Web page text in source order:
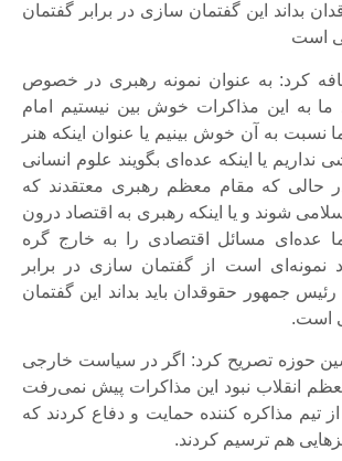
بداند این گفتمان سازی در برابر گفتمان
است
کرد: به عنوان نمونه رهبری در خصوص
ما به این مذاکرات خوش بین نیستیم امام
نسبت به آن خوش بینیم یا عنوان اینکه هنر
نداریم یا اینکه عده‌ای بگویند علوم انسانی
حالی که مقام معظم رهبری معتقدند که
شوند و یا اینکه رهبری به اقتصاد درون
اما عده‌ای مسائل اقتصادی را به خارج گره
نمونه‌ای است از گفتمان سازی در برابر
جمهور حقوقدان باید بداند این گفتمان
است.
حوزه تصریح کرد: اگر در سیاست خارجی
انقلاب نبود این مذاکرات پیش نمی‌رفت
تیم مذاکره کننده حمایت و دفاع کردند که
هم ترسیم کردند.